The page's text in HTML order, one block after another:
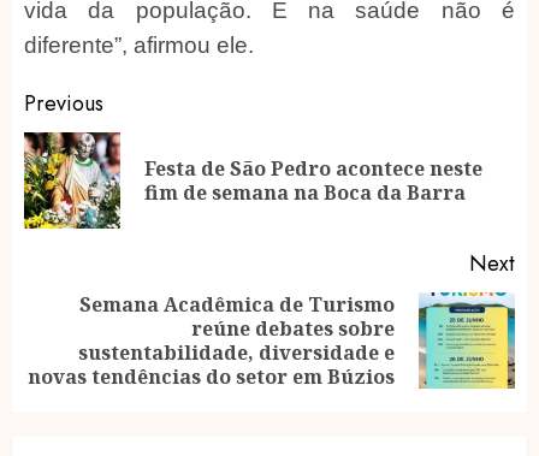
vida da população. E na saúde não é
diferente”, afirmou ele.
Post
navigation
Previous
Festa de São Pedro acontece neste
fim de semana na Boca da Barra
Next
post:
Semana Acadêmica de Turismo
reúne debates sobre
sustentabilidade, diversidade e
novas tendências do setor em Búzios